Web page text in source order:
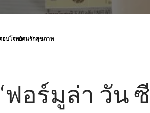
อบโจทย์คนรักสุขภาพ
ฟอร์มูล่า วัน ซี